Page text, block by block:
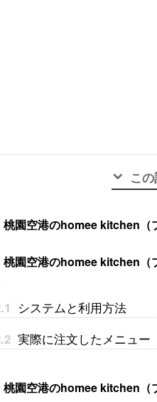
こ
桃園空港のhomee kitchen（
桃園空港のhomee kitchen（
システムと利用方法
実際に注文したメニュー
桃園空港のhomee kitchen（